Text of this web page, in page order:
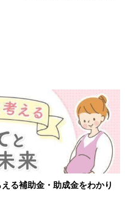
る補助金・助成金をわかり